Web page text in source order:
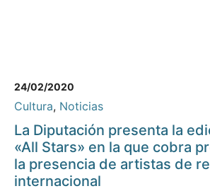
24/02/2020
Cultura, Noticias
La Diputación presenta la
«All Stars» en la que cobra
la presencia de artistas de
internacional